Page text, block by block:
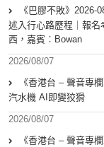
《巴膠不敗》
述入行心路歷程｜報
西，嘉賓︰Bowan
2026/08/07
《香港台 – 聲音專
汽水機 AI即變狡猾
2026/08/07
《香港台 – 聲音專